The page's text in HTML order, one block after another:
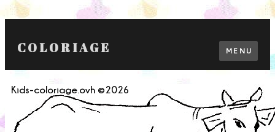
COLORIAGE MENU